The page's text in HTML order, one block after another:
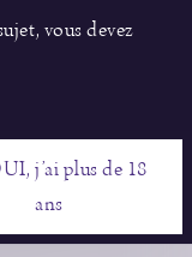
vous devez
j’ai plus de 18
ans
l’ordonnance royale
Chambertin est
Gevrey-